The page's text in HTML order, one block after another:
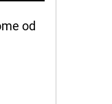
od